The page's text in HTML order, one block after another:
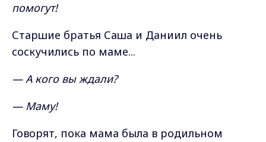
помогут!
Старшие братья Саша и Даниил очень
соскучились по маме...
— А кого вы ждали?
— Маму!
Говорят, пока мама была в родильном